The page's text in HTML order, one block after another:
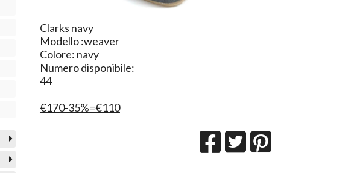
​Clarks navy
Modello :weaver
Colore: navy
Numero disponibile:
44
€170-35%=€110